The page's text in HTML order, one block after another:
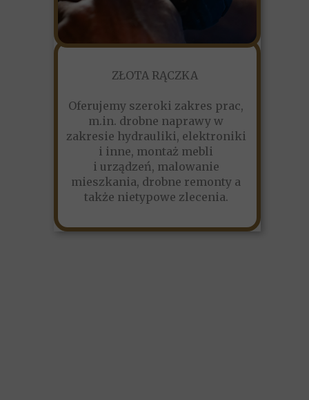
ZŁOTA RĄCZKA
Oferujemy szeroki zakres prac,
m.in. drobne naprawy w
zakresie hydrauliki, elektroniki
i inne, montaż mebli
i urządzeń, malowanie
mieszkania, drobne remonty a
także nietypowe zlecenia.